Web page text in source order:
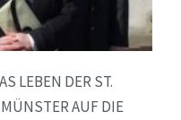
LEBEN DER ST.
AUF DIE